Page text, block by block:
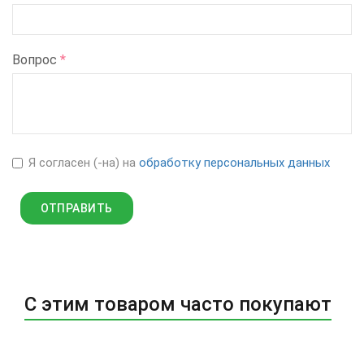
Вопрос *
Я согласен (-на) на обработку персональных данных
С этим товаром часто покупают